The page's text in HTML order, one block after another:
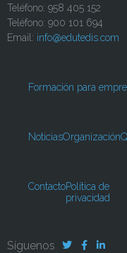
Teléfono: 958 405 152
Teléfono: 900 101 694
Email: info@edutedis.com
Formación para
NoticiasOrganización
ContactoPolítica de
privacidad
Síguenos